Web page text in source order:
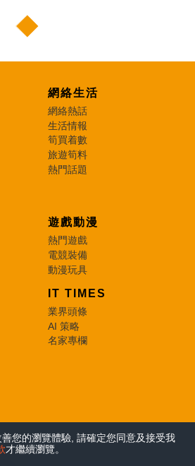
您的瀏覽體驗, 請確定您同意及接受我
才繼續瀏覽。
網絡生活
網絡熱話
生活情報
筍買着數
旅遊筍料
熱門話題
遊戲動漫
熱門遊戲
電競裝備
動漫玩具
IT TIMES
業界頭條
AI 策略
名家專欄
Reserved.